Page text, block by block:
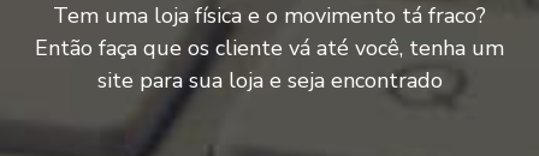
Tem uma loja física e o movimento tá fraco?
Então faça que os cliente vá até você, tenha um
site para sua loja e seja encontrado